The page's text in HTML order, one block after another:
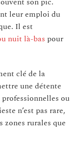
leur emploi du
Il est
nuit là-bas pour
clé de la
une détente
ou
n’est pas rare,
zones rurales que